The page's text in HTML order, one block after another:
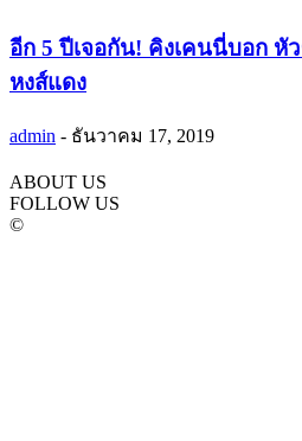
อีก 5 ปีเจอกัน! คิงเคนนี่บอก หั
หงส์แดง
admin - ธันวาคม 17, 2019
ABOUT US
FOLLOW US
©